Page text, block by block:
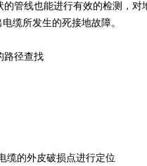
管线也能进行有效的检测，
缆所发生的死接地故障。
路径查找
的外皮破损点进行定位